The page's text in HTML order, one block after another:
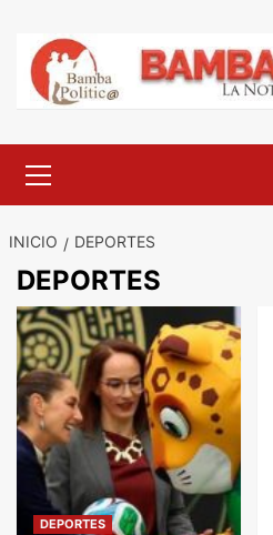
contenido
principal
INICIO DEPORTES
DEPORTES
DEPORTES